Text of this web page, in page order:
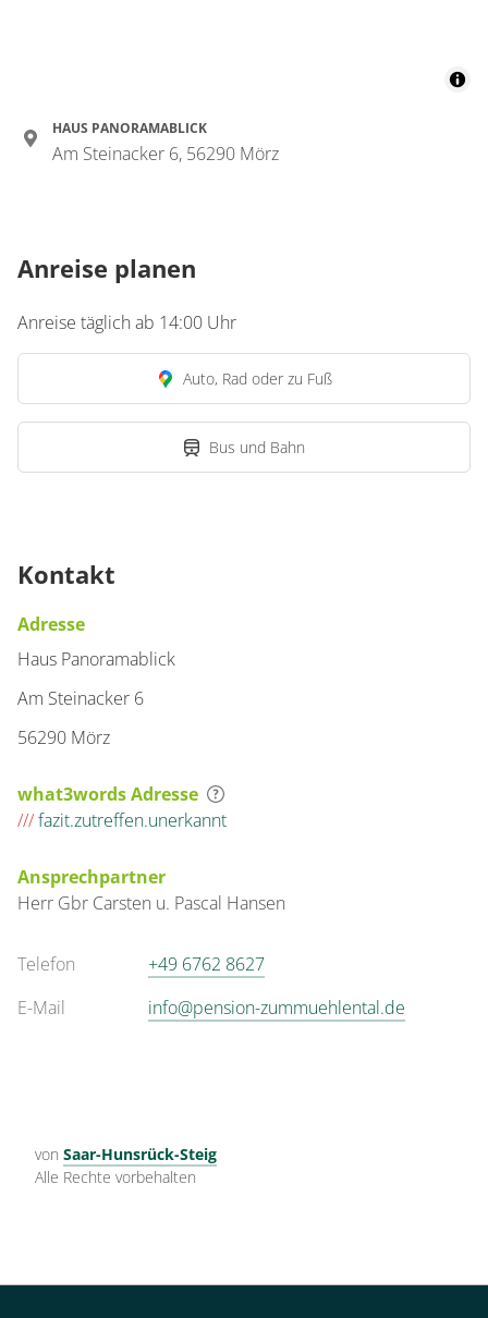
HAUS PANORAMABLICK
Am Steinacker 6, 56290 Mörz
Anreise planen
Anreise täglich ab 14:00 Uhr
Auto, Rad oder zu Fuß
Bus und Bahn
Kontakt
Adresse
Haus Panoramablick
Am Steinacker 6
56290 Mörz
what3words Adresse
///fazit.zutreffen.unerkannt
Ansprechpartner
Herr Gbr Carsten u. Pascal Hansen
Telefon
+49 6762 8627
E-Mail
info@pension-zummuehlental.de
von Saar-Hunsrück-Steig
Alle Rechte vorbehalten